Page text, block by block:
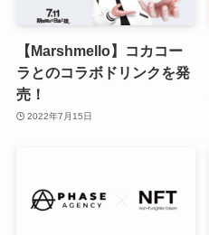
【Marshmello】コカコー
ラとのコラボドリンクを発
売！
2022年7月15日